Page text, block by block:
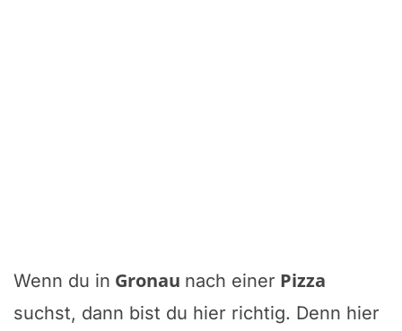
Wenn du in Gronau nach einer Pizza
suchst, dann bist du hier richtig. Denn hier